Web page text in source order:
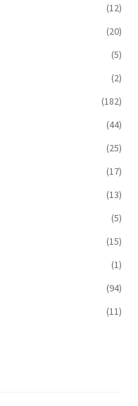
(12)
(20)
(5)
(2)
(182)
(44)
(25)
(17)
(13)
(5)
(15)
(1)
(94)
(11)